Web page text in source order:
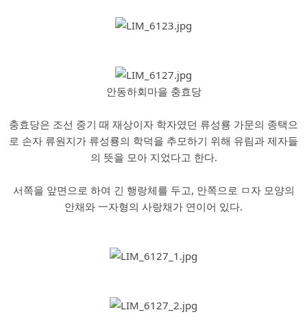
안동하회마을 충효당
충효당은 조선 중기 때 재상이자 학자였던 류성룡 가문의 종택으
로 손자 류원지가 류성룡의 학덕을 추모하기 위해 유림과 제자들
의 뜻을 모아 지었다고 한다.
서쪽을 앞면으로 하여 긴 행랑체를 두고, 안쪽으로 ㅁ자 모양의
안채와 一자형의 사랑채가 연이어 있다.